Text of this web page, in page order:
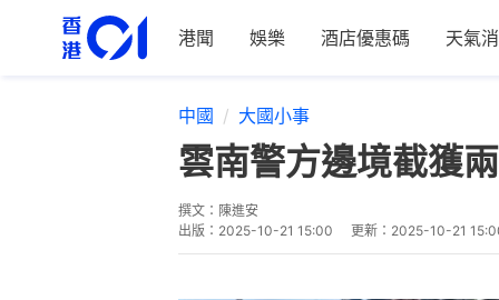
港聞 娛樂 酒店優惠碼 天氣
中國 大國小事
雲南警方邊境截獲
撰文： 陳進安
出版： 2025-10-21 15:00 更新： 2025-10-21